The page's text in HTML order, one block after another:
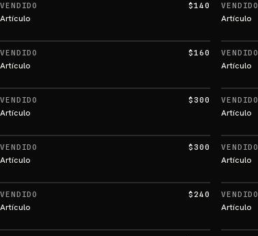
VENDIDO $140
Artículo
VENDIDO
Artículo
VENDIDO $160
Artículo
VENDIDO
Artículo
VENDIDO $300
Artículo
VENDIDO
Artículo
VENDIDO $300
Artículo
VENDIDO
Artículo
VENDIDO $240
Artículo
VENDIDO
Artículo